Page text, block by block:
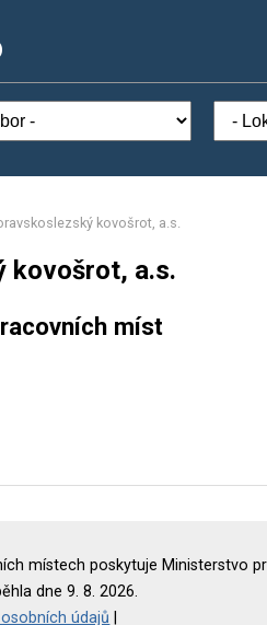
kovošrot, a.s.
kovošrot, a.s.
míst
místech poskytuje Ministerstvo
dne 9. 8. 2026.
údajů